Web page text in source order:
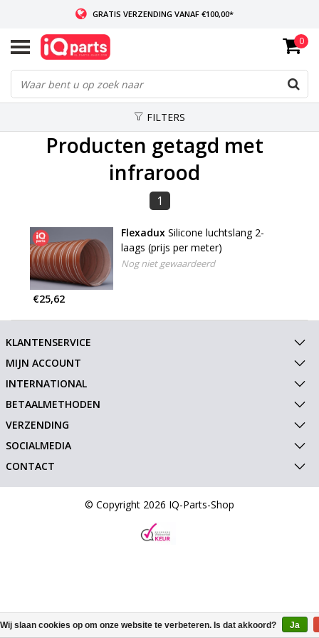
GRATIS VERZENDING VANAF €100,00*
INDIEN VOORRADIG: VOOR 14:00 BESTELD, ZELFDE DAG VERZONDEN
WERELDWIJDE LEVERING
0
FILTERS
Producten getagd met
infrarood
1
Flexadux Silicone luchtslang 2-
laags (prijs per meter)
Nog niet gewaardeerd
€25,62
KLANTENSERVICE
MIJN ACCOUNT
INTERNATIONAL
BETAALMETHODEN
VERZENDING
SOCIALMEDIA
CONTACT
© Copyright 2026 IQ-Parts-Shop
Wij slaan cookies op om onze website te verbeteren. Is dat akkoord? Ja